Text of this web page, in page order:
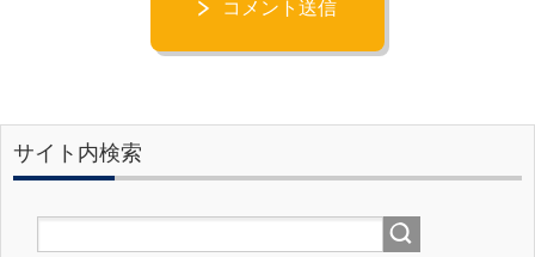
コメント送信
サイト内検索